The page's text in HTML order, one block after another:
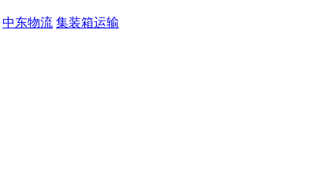
中东物流 集装箱运输